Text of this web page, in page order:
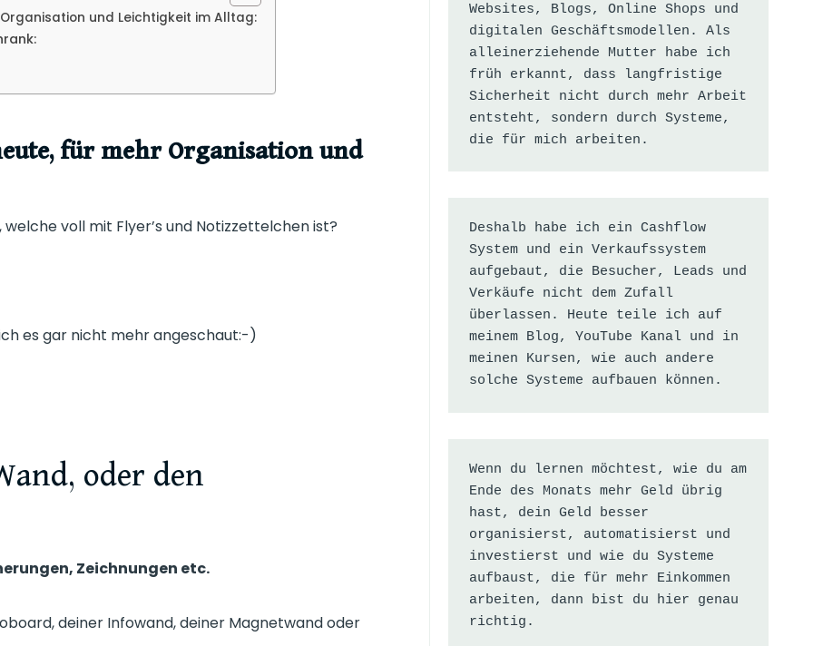
und Leichtigkeit im Alltag:
für mehr Organisation und
voll mit Flyer’s und Notizzettelchen ist?
es gar nicht mehr angeschaut:-)
oder den
Zeichnungen etc.
deiner Infowand, deiner Magnetwand oder
Websites, Blogs, Online Shops und
digitalen Geschäftsmodellen. Als
alleinerziehende Mutter habe ich
früh erkannt, dass langfristige
Sicherheit nicht durch mehr Arbeit
entsteht, sondern durch Systeme,
die für mich arbeiten.
Deshalb habe ich ein Cashflow
System und ein Verkaufssystem
aufgebaut, die Besucher, Leads und
Verkäufe nicht dem Zufall
überlassen. Heute teile ich auf
meinem Blog, YouTube Kanal und in
meinen Kursen, wie auch andere
solche Systeme aufbauen können.
Wenn du lernen möchtest, wie du am
Ende des Monats mehr Geld übrig
hast, dein Geld besser
organisierst, automatisierst und
investierst und wie du Systeme
aufbaust, die für mehr Einkommen
arbeiten, dann bist du hier genau
richtig.